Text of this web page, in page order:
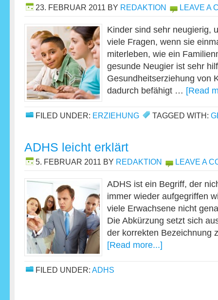
23. FEBRUAR 2011 BY REDAKTION LEAVE A
Kinder sind sehr neugierig,
viele Fragen, wenn sie
miterleben, wie ein
gesunde Neugier ist sehr
Gesundheitserziehung von
dadurch befähigt … [Read
FILED UNDER: ERZIEHUNG TAGGED WITH:
ADHS leicht erklärt
5. FEBRUAR 2011 BY REDAKTION LEAVE A
ADHS ist ein Begriff, der
immer wieder aufgegriffen
viele Erwachsene nicht
Die Abkürzung setzt sich
der korrekten Bezeichnung
[Read more...]
FILED UNDER: ADHS